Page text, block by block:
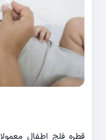
قطره فلج اطفال